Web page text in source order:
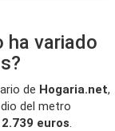
ha variado
de Hogaria.net,
del metro
2.739 euros.